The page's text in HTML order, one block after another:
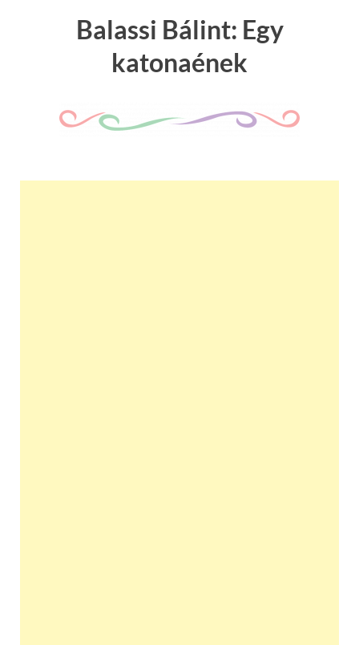
Balassi Bálint: Egy
katonaének